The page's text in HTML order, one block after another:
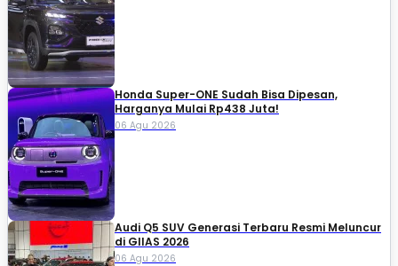
Honda Super-ONE Sudah Bisa Dipesan,
Harganya Mulai Rp438 Juta!
06 Agu 2026
Audi Q5 SUV Generasi Terbaru Resmi Meluncur
di GIIAS 2026
06 Agu 2026